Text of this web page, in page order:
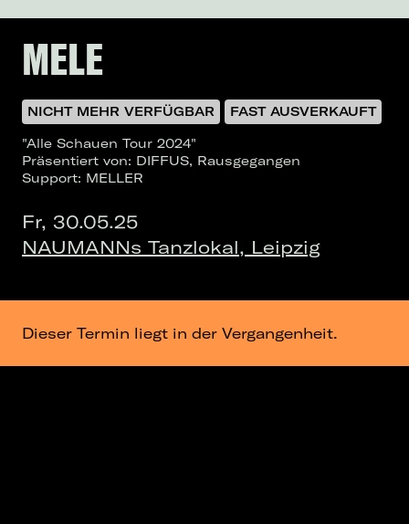
MELE
NICHT MEHR VERFÜGBAR
FAST AUSVERKAUFT
"Alle Schauen Tour 2024"
Präsentiert von: DIFFUS, Rausgegangen
Support: MELLER
Fr, 30.05.25
NAUMANNs Tanzlokal, Leipzig
Dieser Termin liegt in der Vergangenheit.